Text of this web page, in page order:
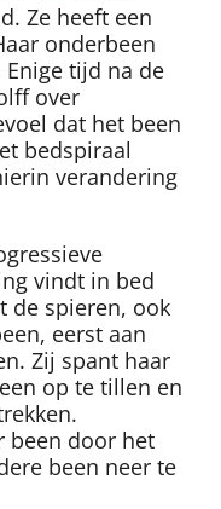
Ze heeft een
onderbeen
tijd na de
over
dat het been
bedspiraal
verandering
vindt in bed
de spieren, ook
eerst aan
Zij spant haar
op te tillen en
been door het
been neer te